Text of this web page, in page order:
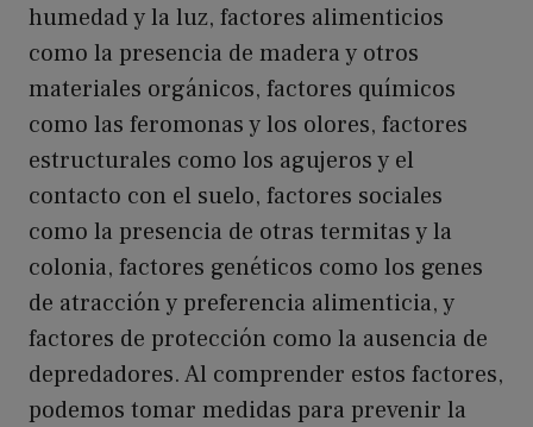
humedad y la luz, factores alimenticios
como la presencia de madera y otros
materiales orgánicos, factores químicos
como las feromonas y los olores, factores
estructurales como los agujeros y el
contacto con el suelo, factores sociales
como la presencia de otras termitas y la
colonia, factores genéticos como los genes
de atracción y preferencia alimenticia, y
factores de protección como la ausencia de
depredadores. Al comprender estos factores,
podemos tomar medidas para prevenir la